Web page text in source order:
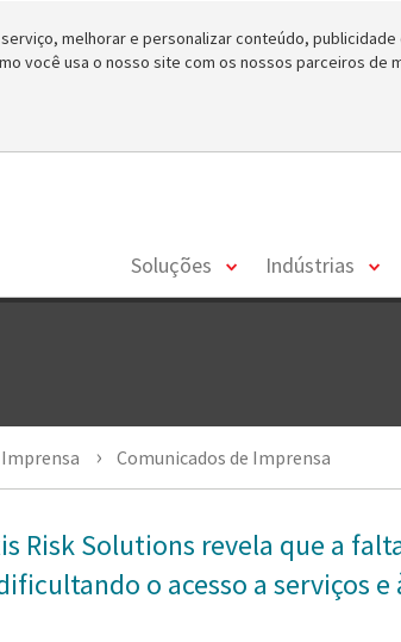
melhorar e personalizar conteúdo, publicidade
você usa o nosso site com os nossos parceiros de
Soluções
toggleIndústrias
Comunicados de Imprensa
Risk Solutions revela que a
o acesso a serviços e